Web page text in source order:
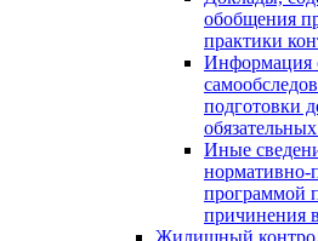
обобщения
практики
Информация
подготовки
Иные
нормативно-
программой
причинения
Жилищный